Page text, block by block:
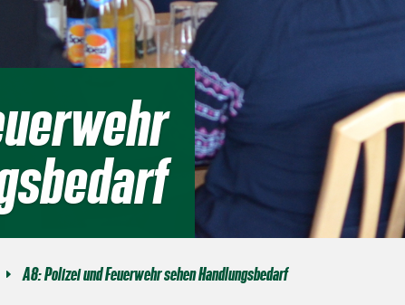
E A8: Polizei und Feuerwehr sehen Handlungsbedarf